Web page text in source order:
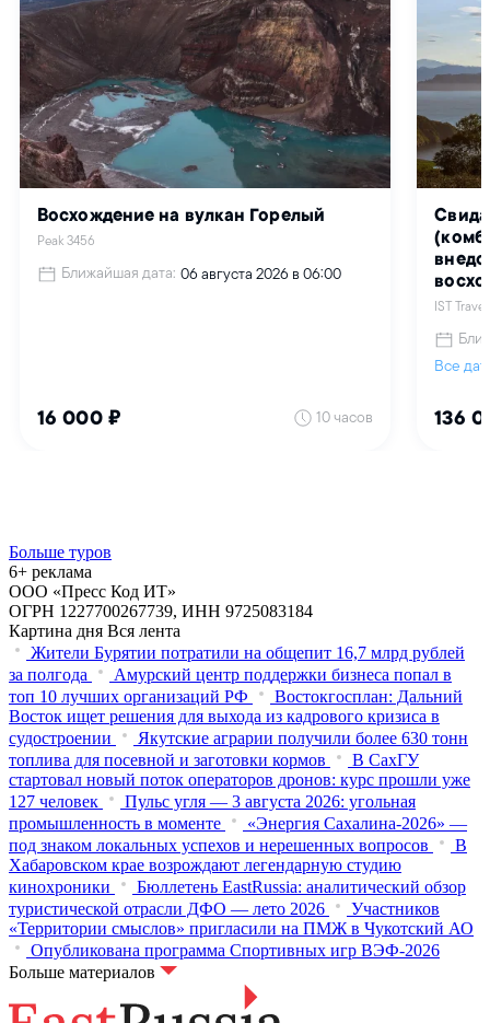
Больше туров
6+ реклама
ООО «Пресс Код ИТ»
ОГРН 1227700267739, ИНН 9725083184
Картина дня Вся лента
Жители Бурятии потратили на общепит 16,7 млрд рублей
за полгода
Амурский центр поддержки бизнеса попал в
топ 10 лучших организаций РФ
Востокгосплан: Дальний
Восток ищет решения для выхода из кадрового кризиса в
судостроении
Якутские аграрии получили более 630 тонн
топлива для посевной и заготовки кормов
В СахГУ
стартовал новый поток операторов дронов: курс прошли уже
127 человек
Пульс угля — 3 августа 2026: угольная
промышленность в моменте
«Энергия Сахалина-2026» —
под знаком локальных успехов и нерешенных вопросов
В
Хабаровском крае возрождают легендарную студию
кинохроники
Бюллетень EastRussia: аналитический обзор
туристической отрасли ДФО — лето 2026
Участников
«Территории смыслов» пригласили на ПМЖ в Чукотский АО
Опубликована программа Спортивных игр ВЭФ-2026
Больше материалов